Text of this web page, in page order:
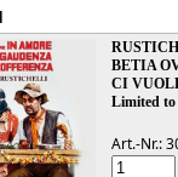
1
BETIA
CI
Limited to
Art.-Nr.: